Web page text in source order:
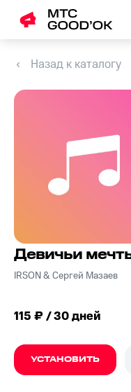
Назад к каталогу
Девичьи
IRSON & Сергей Мазаев
115 ₽ / 30 дней
УСТАНОВИТЬ